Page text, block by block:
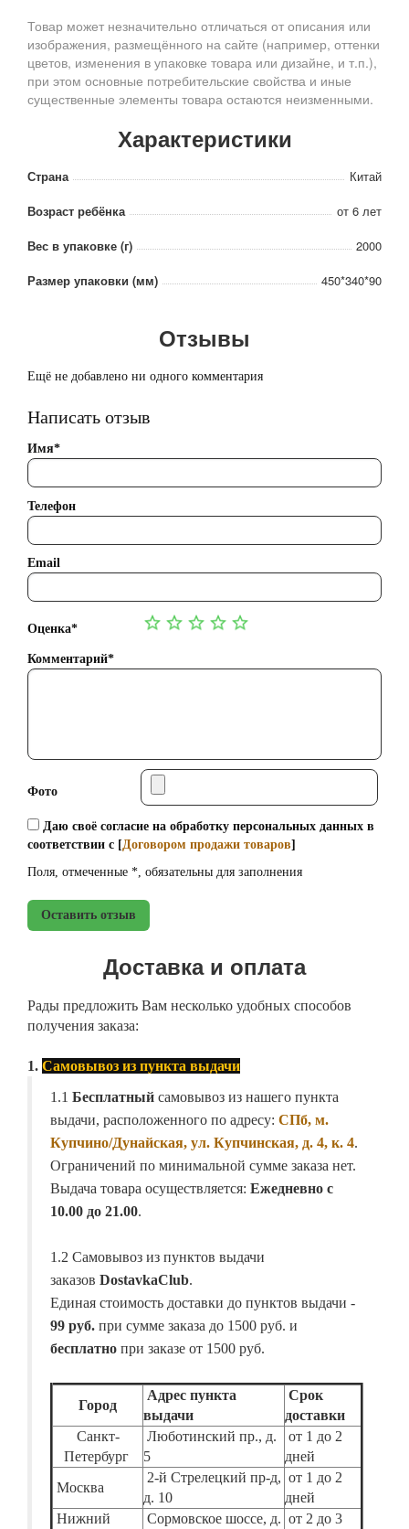
Товар может незначительно отличаться от описания или
изображения, размещённого на сайте (например, оттенки
цветов, изменения в упаковке товара или дизайне, и т.п.),
при этом основные потребительские свойства и иные
существенные элементы товара остаются неизменными.
Характеристики
Страна
Китай
Возраст ребёнка
от 6 лет
Вес в упаковке (г)
2000
Размер упаковки (мм)
450*340*90
Отзывы
Ещё не добавлено ни одного комментария
Написать отзыв
Имя*
Телефон
Email
Оценка*
Комментарий*
Фото
Даю своё согласие на обработку персональных данных в
соответствии с [Договором продажи товаров]
Поля, отмеченные *, обязательны для заполнения
Оставить отзыв
Доставка и оплата
Рады предложить Вам несколько удобных способов
получения заказа:
1. Самовывоз из пункта выдачи
1.1 Бесплатный самовывоз из нашего пункта
выдачи, расположенного по адресу: СПб, м.
Купчино/Дунайская, ул. Купчинская, д. 4, к. 4.
Ограничений по минимальной сумме заказа нет.
Выдача товара осуществляется: Ежедневно с
10.00 до 21.00.
1.2 Самовывоз из пунктов выдачи
заказов DostavkaClub.
Единая стоимость доставки до пунктов выдачи -
99 руб. при сумме заказа до 1500 руб. и
бесплатно при заказе от 1500 руб.
Город
Адрес пункта
выдачи
Срок
доставки
Санкт-
Петербург
Люботинский пр., д.
5
от 1 до 2
дней
Москва
2-й Стрелецкий пр-д,
д. 10
от 1 до 2
дней
Нижний
Сормовское шоссе, д. от 2 до 3